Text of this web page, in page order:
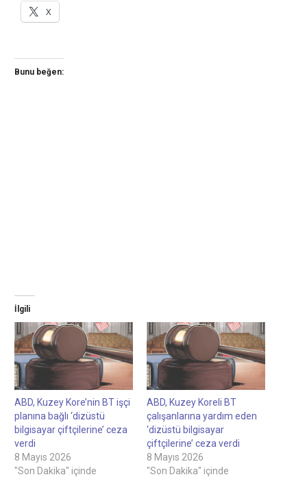
X
Bunu beğen:
İlgili
ABD, Kuzey Kore’nin BT işçi
planına bağlı ‘dizüstü
bilgisayar çiftçilerine’ ceza
verdi
8 Mayıs 2026
"Son Dakika" içinde
ABD, Kuzey Koreli BT
çalışanlarına yardım eden
‘dizüstü bilgisayar
çiftçilerine’ ceza verdi
8 Mayıs 2026
"Son Dakika" içinde